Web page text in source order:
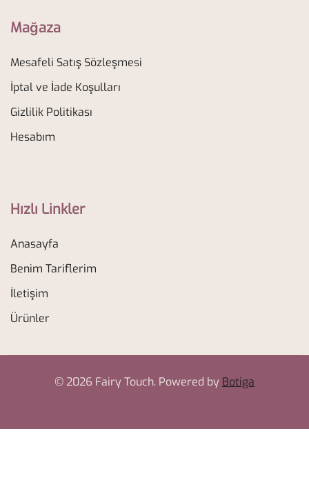
Mağaza
Mesafeli Satış Sözleşmesi
İptal ve İade Koşulları
Gizlilik Politikası
Hesabım
Hızlı Linkler
Anasayfa
Benim Tariflerim
İletişim
Ürünler
© 2026 Fairy Touch. Powered by Botiga